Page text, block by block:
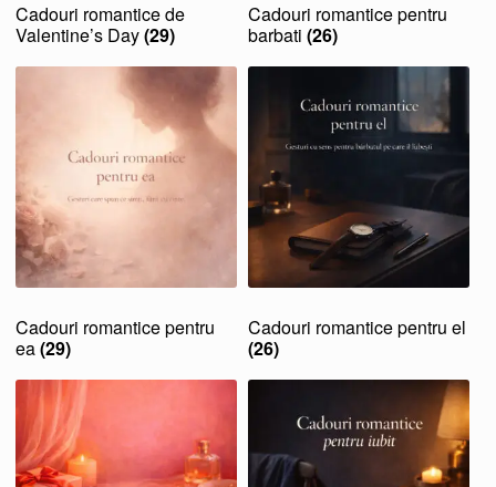
Cadouri romantice de
Valentine’s Day(29)
Cadouri romantice pentru
barbati (26)
Cadouri romantice pentru
ea(29)
Cadouri romantice pentru el
(26)